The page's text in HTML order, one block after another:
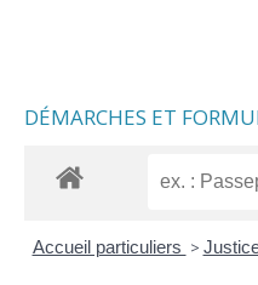
DÉMARCHES ET
Accueil particuliers >